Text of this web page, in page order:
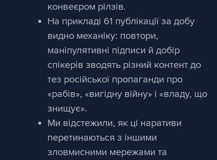
конвеєром рілзів.
На прикладі 61 публікації за добу
видно механіку: повтори,
маніпулятивні підписи й добір
спікерів зводять різний контент до
тез російської пропаганди про
«рабів», «вигідну війну» і «владу, що
знищує».
Ми відстежили, як ці наративи
перетинаються з іншими
зловмисними мережами та